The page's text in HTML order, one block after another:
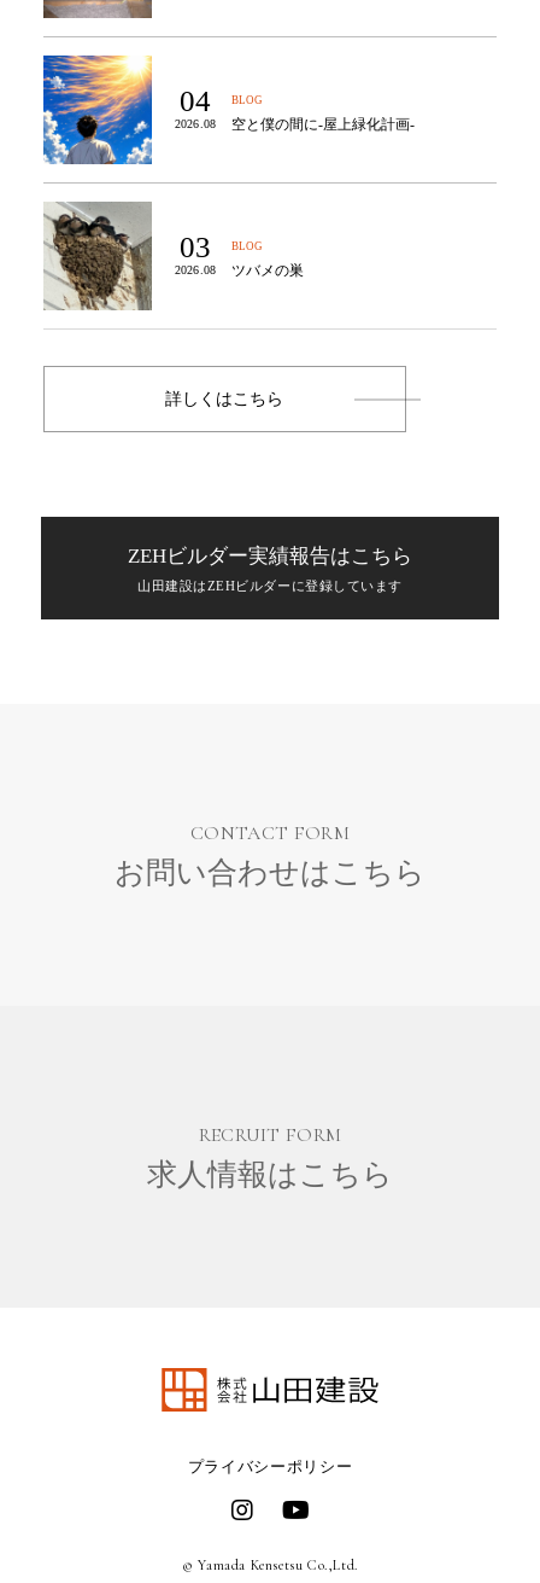
04
2026.08
BLOG
空と僕の間に-屋上緑化計画-
03
2026.08
BLOG
ツバメの巣
詳しくはこちら
ZEHビルダー実績報告はこちら
山田建設はZEHビルダーに登録しています
CONTACT FORM
お問い合わせはこちら
RECRUIT FORM
求人情報はこちら
プライバシーポリシー
© Yamada Kensetsu Co.,Ltd.